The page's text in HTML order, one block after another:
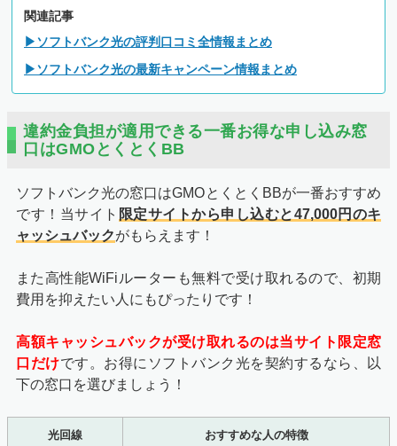
関連記事
▶ソフトバンク光の評判口コミ全情報まとめ
▶ソフトバンク光の最新キャンペーン情報まとめ
違約金負担が適用できる一番お得な申し込み窓
口はGMOとくとくBB
ソフトバンク光の窓口はGMOとくとくBBが一番おすすめ
です！当サイト 限定サイトから申し込むと47,000円のキ
ャッシュバックがもらえます！
また高性能WiFiルーターも無料で受け取れるので、初期
費用を抑えたい人にもぴったりです！
高額キャッシュバックが受け取れるのは当サイト限定窓
口だけです。お得にソフトバンク光を契約するなら、以
下の窓口を選びましょう！
光回線 おすすめな人の特徴